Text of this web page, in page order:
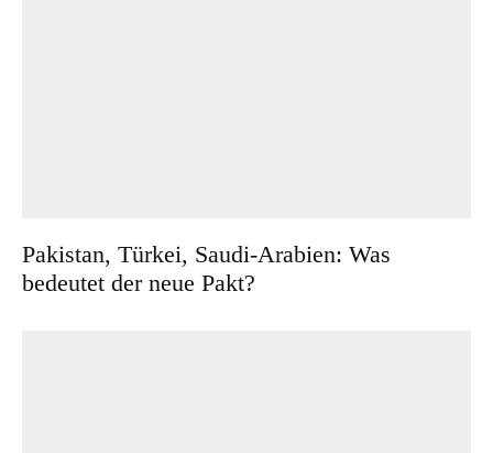
Pakistan, Türkei, Saudi-Arabien: Was
bedeutet der neue Pakt?